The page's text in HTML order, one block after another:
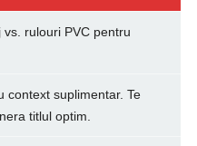
rulouri PVC pentru
context suplimentar. Te
titlul optim.